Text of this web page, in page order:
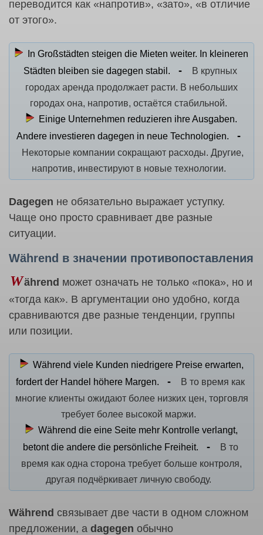
переводится как «напротив», «зато», «в отличие
от этого».
In Großstädten steigen die Mieten weiter. In kleineren
Städten bleiben sie dagegen stabil.
В крупных
городах аренда продолжает расти. В небольших
городах она, напротив, остаётся стабильной.
Einige Unternehmen reduzieren ihre Ausgaben.
Andere investieren dagegen in neue Technologien.
Некоторые компании сокращают расходы. Другие,
напротив, инвестируют в новые технологии.
Dagegen не обязательно выражает уступку.
Чаще оно просто сравнивает две разные
ситуации.
Während в значении противопоставления
Während может означать не только «пока», но и
«тогда как». В аргументации оно удобно, когда
сравниваются две разные тенденции, группы
или позиции.
Während viele Kunden niedrigere Preise erwarten,
fordert der Handel höhere Margen.
В то время как
многие клиенты ожидают более низких цен, торговля
требует более высокой маржи.
Während die eine Seite mehr Kontrolle verlangt,
betont die andere die persönliche Freiheit.
В то
время как одна сторона требует больше контроля,
другая подчёркивает личную свободу.
Während связывает две части в одном сложном
предложении, а dagegen обычно